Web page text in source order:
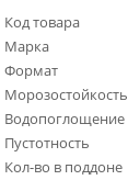
Код товара
Марка
Формат
Морозостойкость
Водопоглощение
Пустотность
Кол-во в поддоне